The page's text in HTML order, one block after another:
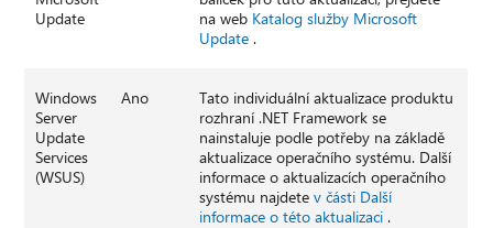
Update
na web Katalog služby Microsoft
Update .
Windows
Server
Update
Services
(WSUS)
Ano
Tato individuální aktualizace produktu
rozhraní .NET Framework se
nainstaluje podle potřeby na základě
aktualizace operačního systému. Další
informace o aktualizacích operačního
systému najdetev části Další
informace o této aktualizaci .